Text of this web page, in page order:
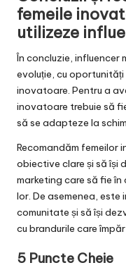
femeile
utilizeze
În concluzie, influencer
evoluție, cu
inovatoare. Pentru a
inovatoare trebuie să
să se adapteze la
Recomandăm femeilor
obiective clare și să își
marketing care să fie
lor. De asemenea,
comunitate și să își
cu brandurile care
5 Puncte Cheie